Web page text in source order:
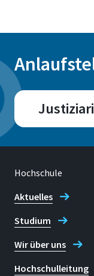
Grantham-
53757,
Kontaktzeiten
Montag
Hochschule
Aktuelles
Studium
Wir über uns
Hochschulleitung